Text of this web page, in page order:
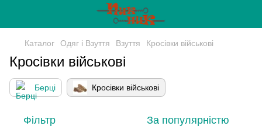
Каталог Одяг і Взуття Взуття Кросівки військові
Кросівки військові
Берці Кросівки військові
Фільтр За популярністю